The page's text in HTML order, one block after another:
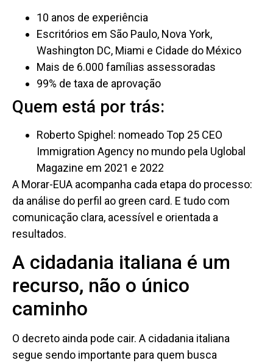
10 anos de experiência
Escritórios em São Paulo, Nova York,
Washington DC, Miami e Cidade do México
Mais de 6.000 famílias assessoradas
99% de taxa de aprovação
Quem está por trás:
Roberto Spighel: nomeado Top 25 CEO
Immigration Agency no mundo pela Uglobal
Magazine em 2021 e 2022
A Morar-EUA acompanha cada etapa do processo:
da análise do perfil ao green card. E tudo com
comunicação clara, acessível e orientada a
resultados.
A cidadania italiana é um
recurso, não o único
caminho
O decreto ainda pode cair. A cidadania italiana
segue sendo importante para quem busca